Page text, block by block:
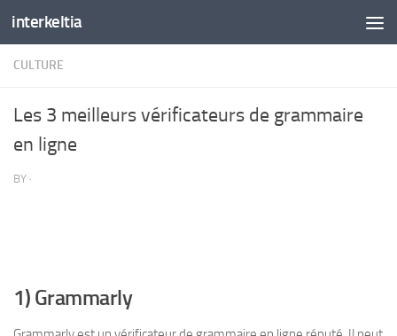
Skip to content
interkeltia
CULTURE
Les 3 meilleurs vérificateurs de grammaire
en ligne
BY ·
1) Grammarly